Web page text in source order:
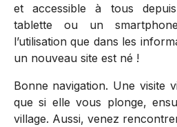
et accessible à tous
tablette ou un
l’utilisation que dans les
un nouveau site est né !
Bonne navigation. Une visite
que si elle vous plonge,
village. Aussi, venez